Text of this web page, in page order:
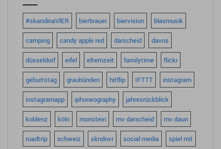
#skandinaVlER bierbrauer biervision blasmusik
camping candy apple red darscheid davos
düsseldorf eifel elternzeit familytime flickr
geburtstag graubünden hitflip IFTTT instagram
instagramapp iphoneography jahresrückblick
koblenz köln monstein mv darscheid mv daun
roadtrip schweiz skndnvr social media spiel mit